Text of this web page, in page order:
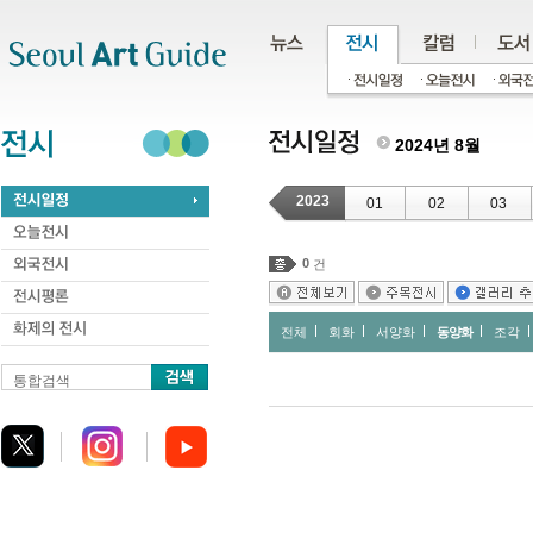
통합검색
2024년 8월
2023 01 02 03
0 건
전체 회화 서양화 동양화 조각